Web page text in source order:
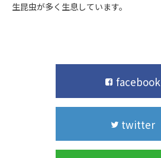
生昆虫が多く生息しています。
facebook
twitter